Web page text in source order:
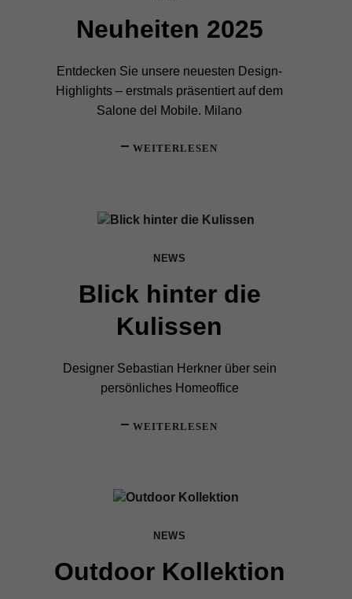
Neuheiten 2025
Entdecken Sie unsere neuesten Design-
Highlights – erstmals präsentiert auf dem
Salone del Mobile. ​Milano
WEITERLESEN
NEWS
Blick hinter die
Kulissen
Designer Sebastian Herkner über sein
persönliches Homeoffice
WEITERLESEN
NEWS
Outdoor Kollektion